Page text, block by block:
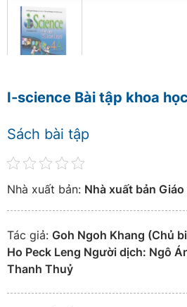
I-science Bài tập khoa
Sách bài tập
Nhà xuất bản: Nhà xuất bản
Tác giả: Goh Ngoh Khang (Chủ
Ho Peck Leng Người dịch: Ngô
Thanh Thuỷ